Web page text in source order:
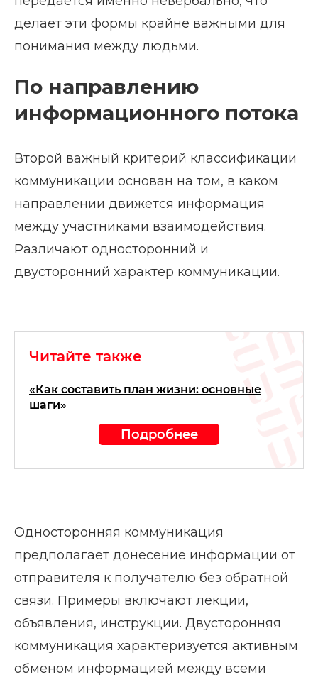
делает эти формы крайне важными для
понимания между людьми.
По направлению
информационного потока
Второй важный критерий классификации
коммуникации основан на том, в каком
направлении движется информация
между участниками взаимодействия.
Различают односторонний и
двусторонний характер коммуникации.
Читайте также
«Как составить план жизни: основные
шаги»
Подробнее
Односторонняя коммуникация
предполагает донесение информации от
отправителя к получателю без обратной
связи. Примеры включают лекции,
объявления, инструкции. Двусторонняя
коммуникация характеризуется активным
обменом информацией между всеми